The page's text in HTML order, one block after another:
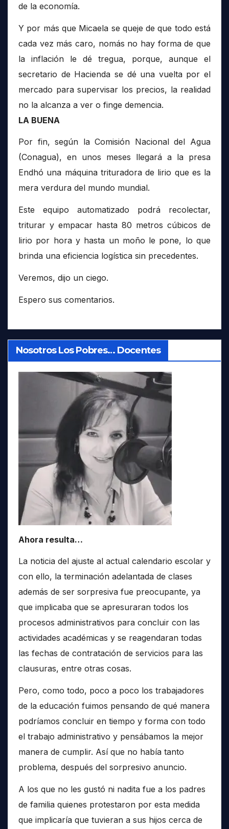
de la economía.
Y por más que Micaela se queje de que todo está
cada vez más caro, nomás no hay forma de que
la inflación le dé tregua, porque, aunque el
secretario de Hacienda se dé una vuelta por el
mercado para supervisar los precios, la realidad
no la alcanza a ver o finge demencia.
LA BUENA
Por fin, según la Comisión Nacional del Agua
(Conagua), en unos meses llegará a la presa
Endhó una máquina trituradora de lirio que es la
mera verdura del mundo mundial.
Este equipo automatizado podrá recolectar,
triturar y empacar hasta 80 metros cúbicos de
lirio por hora y hasta un moño le pone, lo que
brinda una eficiencia logística sin precedentes.
Veremos, dijo un ciego.
Espero sus comentarios.
Nosotros Los Pobres… Docentes
Ahora resulta…
La noticia del ajuste al actual calendario escolar y
con ello, la terminación adelantada de clases
además de ser sorpresiva fue preocupante, ya
que implicaba que se apresuraran todos los
procesos administrativos para concluir con las
actividades académicas y se reagendaran todas
las fechas de contratación de servicios para las
clausuras, entre otras cosas.
Pero, como todo, poco a poco los trabajadores
de la educación fuimos pensando de qué manera
podríamos concluir en tiempo y forma con todo
el trabajo administrativo y pensábamos la mejor
manera de cumplir. Así que no había tanto
problema, después del sorpresivo anuncio.
A los que no les gustó ni nadita fue a los padres
de familia quienes protestaron por esta medida
que implicaría que tuvieran a sus hijos cerca de